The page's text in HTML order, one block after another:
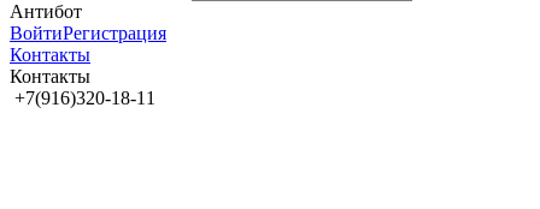
Антибот
ВойтиРегистрация
Контакты
Контакты
+7(916)320-18-11